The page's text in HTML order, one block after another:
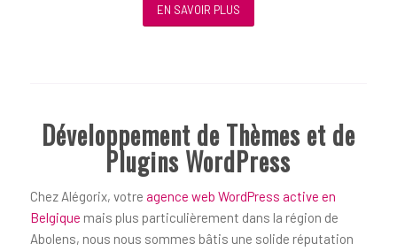
EN SAVOIR PLUS
Développement de Thèmes et de
Plugins WordPress
Chez Alégorix, votre agence web WordPress active en
Belgique mais plus particulièrement dans la région de
Abolens, nous nous sommes bâtis une solide réputation